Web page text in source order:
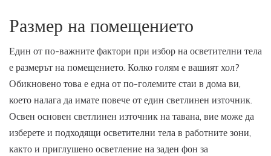
Размер на помещението
Един от по-важните фактори при избор на осветителни тела
е размерът на помещението. Колко голям е вашият хол?
Обикновено това е една от по-големите стаи в дома ви,
което налага да имате повече от един светлинен източник.
Освен основен светлинен източник на тавана, вие може да
изберете и подходящи осветителни тела в работните зони,
както и приглушено осветление на заден фон за